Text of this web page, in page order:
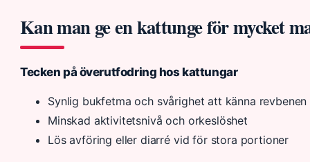
Kan man ge en kattunge för mycket
Tecken på överutfodring hos kattungar
Synlig bukfetma och svårighet att känna revbenen
Minskad aktivitetsnivå och orkeslöshet
Lös avföring eller diarré vid för stora portioner